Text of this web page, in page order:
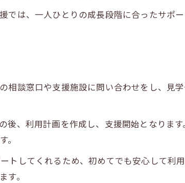
サポート役割
達支援の活用法
は、一人ひとりの成長段階に合ったサポ
談窓口や支援施設に問い合わせをし、見
、利用計画を作成し、支援開始となりま
トしてくれるため、初めてでも安心して利
。